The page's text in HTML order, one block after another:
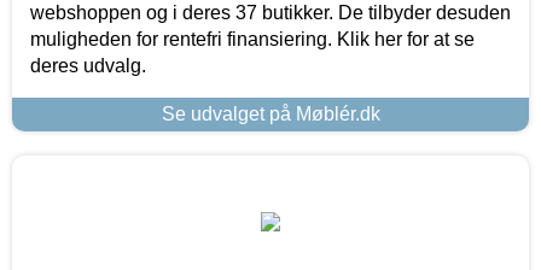
webshoppen og i deres 37 butikker. De tilbyder desuden
muligheden for rentefri finansiering. Klik her for at se
deres udvalg.
Se udvalget på Møblér.dk